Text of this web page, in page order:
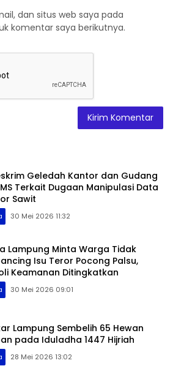
dan situs web saya pada
komentar saya berikutnya.
Geledah Kantor dan Gudang
Terkait Dugaan Manipulasi Data
Sawit
30 Mei 2026 11:32
Lampung Minta Warga Tidak
Isu Teror Pocong Palsu,
Keamanan Ditingkatkan
30 Mei 2026 09:01
Lampung Sembelih 65 Hewan
pada Iduladha 1447 Hijriah
28 Mei 2026 13:02